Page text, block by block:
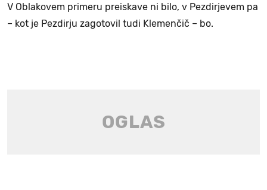
V Oblakovem primeru preiskave ni bilo, v Pezdirjevem pa
– kot je Pezdirju zagotovil tudi Klemenčič – bo.